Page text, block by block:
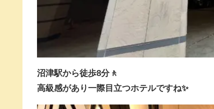
沼津駅から徒歩8分🚶
高級感があり一際目立つホテルですね✨